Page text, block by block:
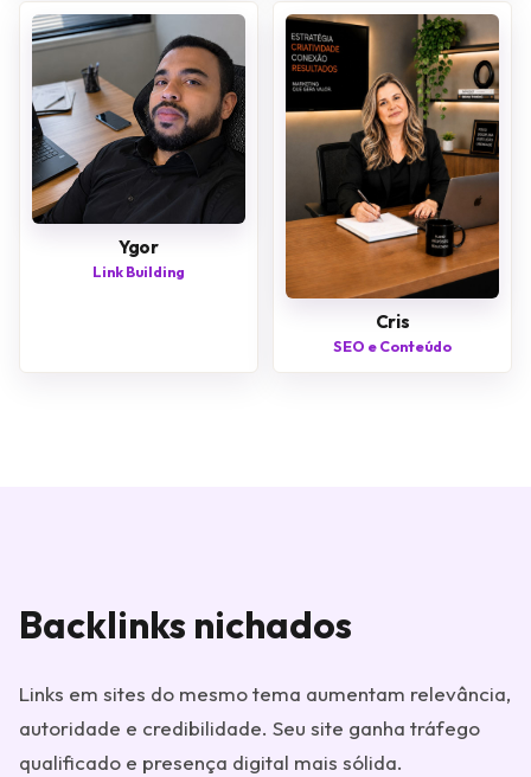
Ygor
Link Building
Cris
SEO e Conteúdo
Backlinks nichados
Links em sites do mesmo tema aumentam relevância,
autoridade e credibilidade. Seu site ganha tráfego
qualificado e presença digital mais sólida.